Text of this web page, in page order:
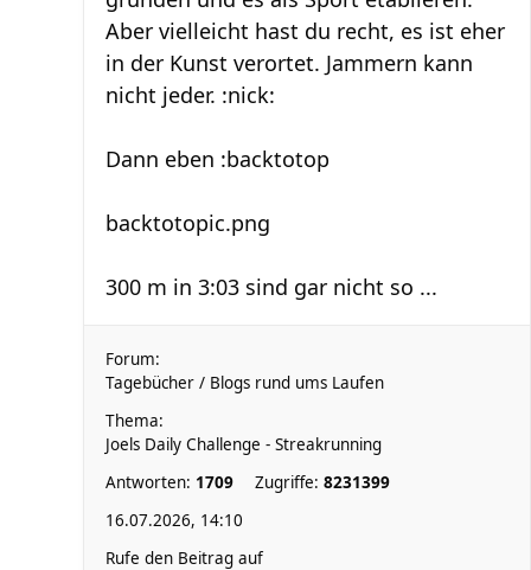
Aber vielleicht hast du recht, es ist eher
in der Kunst verortet. Jammern kann
nicht jeder. :nick:
Dann eben :backtotop
backtotopic.png
300 m in 3:03 sind gar nicht so ...
Forum:
Tagebücher / Blogs rund ums Laufen
Thema:
Joels Daily Challenge - Streakrunning
Antworten: 1709 Zugriffe: 8231399
16.07.2026, 14:10
Rufe den Beitrag auf